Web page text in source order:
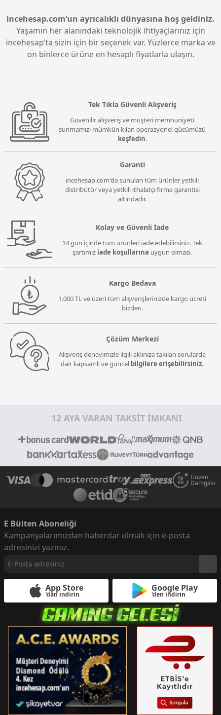
özelliği, ağ bağlantılarında sürekli ve kesintisiz veri
akışını sağlar.
incehesap.com’un ayrıcalıklı dünyasına hoş geldiniz.
Yaşamın her alanındaki teknolojik ihtiyaçlarınız için
incehesap’ta sizin için bir seçenek var. Yüzlerce marka ve
on binlerce ürüne en hesaplı fiyatlarla ulaşın.
Tek Tıkla Güvenli Alışveriş
Güvenilir alışveriş ve müşteri memnuniyeti
sunmamızı mümkün kılan operasyonel gücümüzü
keşfedin.
Garanti
incehesap.com'da sunulan tüm ürünler yetkili
distribütör veya yetkili ithalatçı firma garantisi
altındadır.
Kolay ve Güvenli İade
14 gün içinde tüm ürünleri iade edebilirsiniz. Tek
şartımız iade koşullarına uygun olması.
Kargo Bedava
1.000 TL ve üzeri tüm alışverişlerinizde kargo ücreti
bizden.
Çözüm Merkezi
Alışveriş deneyimizle ilgili aklınıza takılan sorularda
dair kapsamlı ve güncel bilgilere erişebilirsiniz.
12 AYA VARAN TAKSİT İMKANI
Güven
Damgası
E Bülten Aboneliği
Kampanyalarımızdan haberdar olmak için e-posta
adresinizi yazınız.
App Store
'dan indirin
Google Play
'den indirin